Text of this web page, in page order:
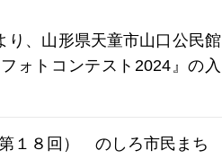
り、山形県天童市山口公民館
ォトコンテスト2024』の入
１８回） のしろ市民まち